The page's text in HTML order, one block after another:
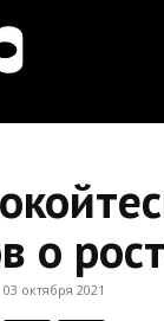
о
03 октября 2021